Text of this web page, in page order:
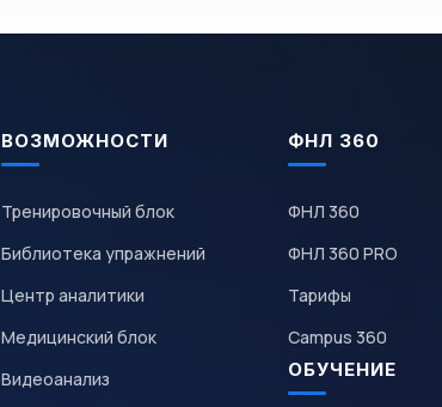
ВОЗМОЖНОСТИ
Тренировочный блок
Библиотека упражнений
Центр аналитики
Медицинский блок
Видеоанализ
ФНЛ 360
ФНЛ 360
ФНЛ 360 PRO
Тарифы
Campus 360
ОБУЧЕНИЕ